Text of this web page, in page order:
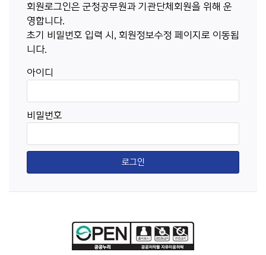
회원로그인은 군청공무원과 기관단체회원을 위해 운
영합니다.
초기 비밀번호 입력 시, 회원정보수정 페이지로 이동됩
니다.
아이디
비밀번호